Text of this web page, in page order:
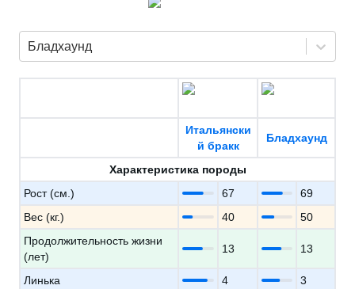
Бладхаунд
Итальянски
й бракк
Бладхаунд
Характеристика породы
Рост (см.)
67
69
Вес (кг.)
40
50
Продолжительность жизни
(лет)
13 13
Линька 4
3